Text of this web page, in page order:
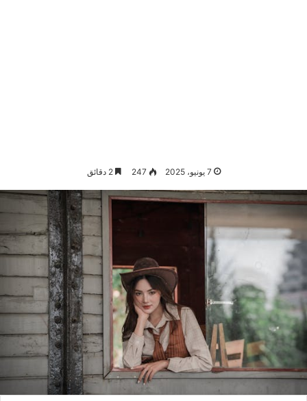
7 يونيو، 2025 247 2 دقائق